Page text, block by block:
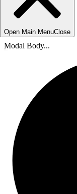
Open Main MenuClose
Modal Body...